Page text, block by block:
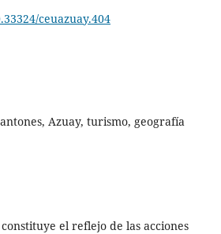
ceuazuay.404
Azuay, turismo, geografía
el reflejo de las acciones